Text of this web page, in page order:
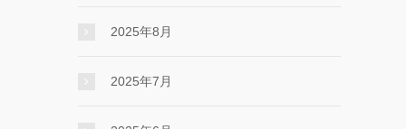
2025年8月
2025年7月